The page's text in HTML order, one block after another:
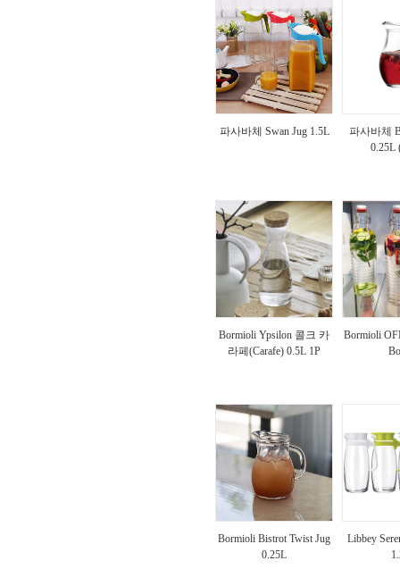
파사바체 Swan Jug 1.5L
파사바체
0.25L
Bormioli Ypsilon 콜크 카
라페(Carafe) 0.5L 1P
Bormioli
Bormioli Bistrot Twist Jug
0.25L
Libbey